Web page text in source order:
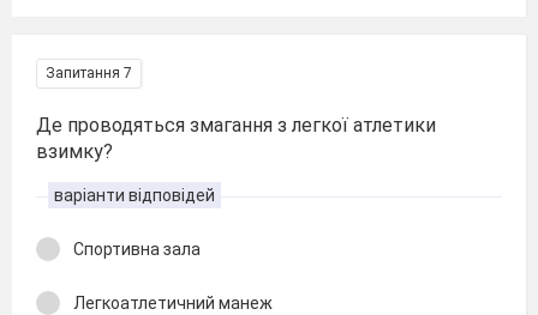
Запитання 7
Де проводяться змагання з легкої атлетики
взимку?
варіанти відповідей
Спортивна зала
Легкоатлетичний манеж